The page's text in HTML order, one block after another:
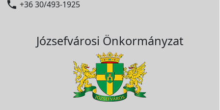
 +36 30/493-1925
Józsefvárosi Önkormányzat